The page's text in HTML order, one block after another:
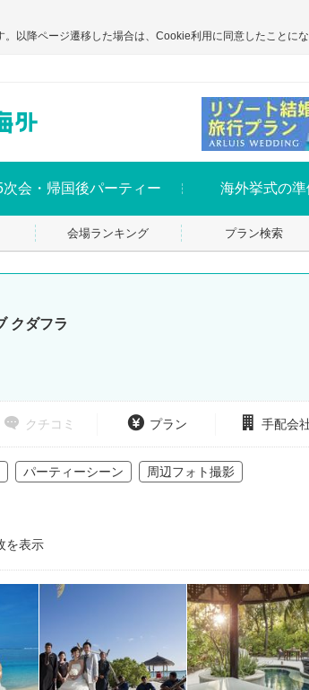
以降ページ遷移した場合は、Cookie利用に同意したことにな
次会・帰国後パーティー 海外挙式の準
会場ランキング プラン検索
クダフラ
クチコミ プラン 手配会
パーティーシーン
周辺フォト撮影
を表示